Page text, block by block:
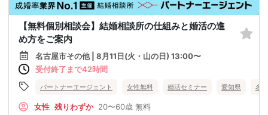
【無料個別相談会】結婚相談所の仕組みと婚活の進
め方をご案内
名古屋市その他 | 8月11日(火・山の日) 13:00〜
受付終了まで42時間
パートナーエージェント 女性無料 婚活セミナー 愛知県 名
女性 残りわずか 20〜60歳 無料